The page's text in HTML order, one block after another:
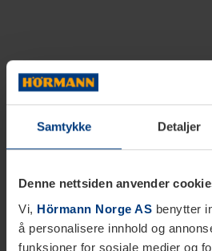
Samtykke Detaljer
Denne nettsiden anvender
Vi, Hörmann Norge AS benytter
å personalisere innhold og
funksjoner for sosiale medier og